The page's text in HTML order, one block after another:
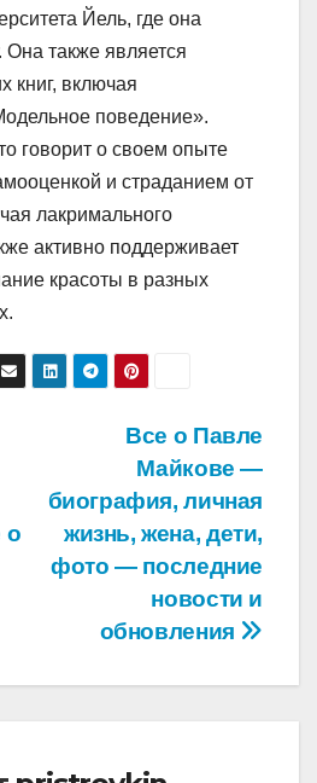
Йель, где она
Она также является
книг, включая
поведение».
говорит о своем опыте
и страданием от
лакримального
активно поддерживает
красоты в разных
Все о Павле
Майкове —
биография, личная
жизнь, жена, дети,
фото — последние
новости и
обновления
о